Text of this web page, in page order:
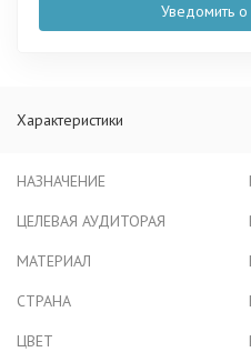
Уведомить о
Характеристики
НАЗНАЧЕНИЕ
ЦЕЛЕВАЯ АУДИТОРАЯ
МАТЕРИАЛ
СТРАНА
ЦВЕТ